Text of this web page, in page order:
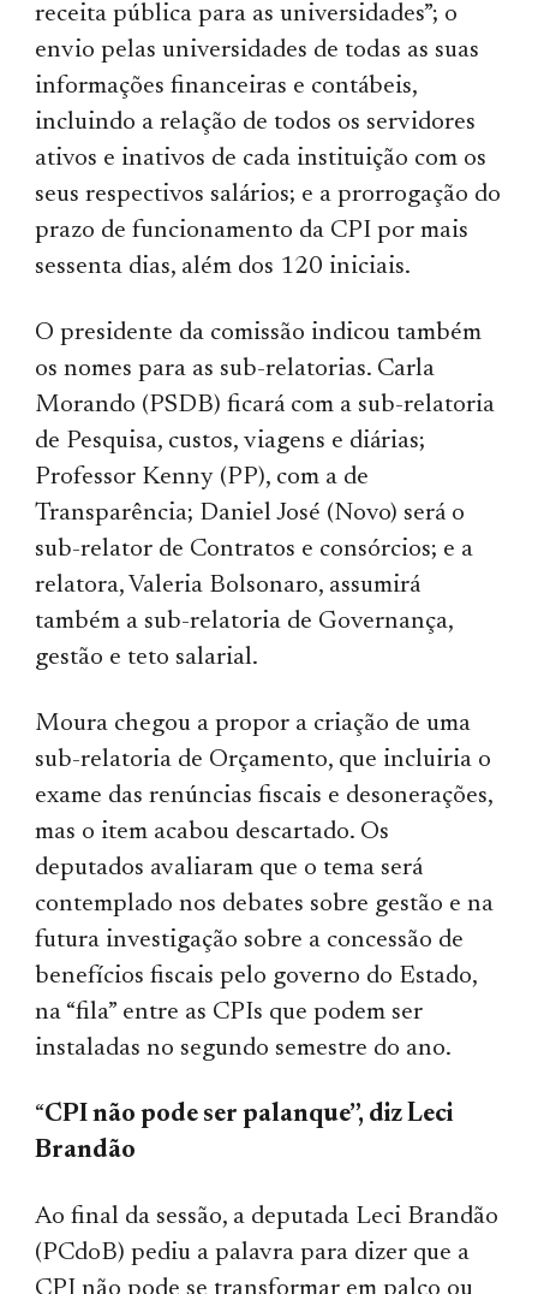
receita pública para as universidades”; o
envio pelas universidades de todas as suas
informações financeiras e contábeis,
incluindo a relação de todos os servidores
ativos e inativos de cada instituição com os
seus respectivos salários; e a prorrogação do
prazo de funcionamento da CPI por mais
sessenta dias, além dos 120 iniciais.
O presidente da comissão indicou também
os nomes para as sub-relatorias. Carla
Morando (PSDB) ficará com a sub-relatoria
de Pesquisa, custos, viagens e diárias;
Professor Kenny (PP), com a de
Transparência; Daniel José (Novo) será o
sub-relator de Contratos e consórcios; e a
relatora, Valeria Bolsonaro, assumirá
também a sub-relatoria de Governança,
gestão e teto salarial.
Moura chegou a propor a criação de uma
sub-relatoria de Orçamento, que incluiria o
exame das renúncias fiscais e desonerações,
mas o item acabou descartado. Os
deputados avaliaram que o tema será
contemplado nos debates sobre gestão e na
futura investigação sobre a concessão de
benefícios fiscais pelo governo do Estado,
na “fila” entre as CPIs que podem ser
instaladas no segundo semestre do ano.
“CPI não pode ser palanque”, diz Leci
Brandão
Ao final da sessão, a deputada Leci Brandão
(PCdoB) pediu a palavra para dizer que a